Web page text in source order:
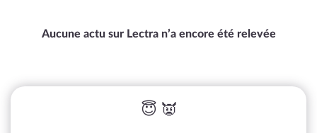
Aucune actu sur Lectra n’a encore été relevée
😇 👿